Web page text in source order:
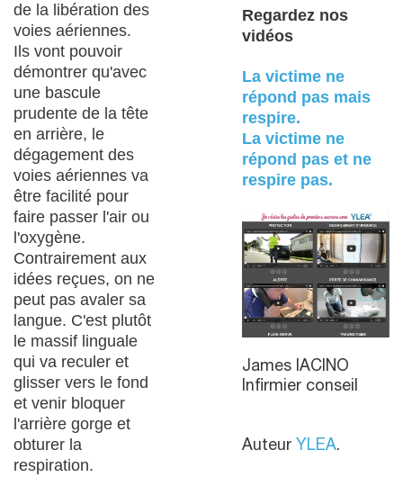
de la libération des
voies aériennes.
Ils vont pouvoir
démontrer qu'avec
une bascule
prudente de la tête
en arrière, le
dégagement des
voies aériennes va
être facilité pour
faire passer l'air ou
l'oxygène.
Contrairement aux
idées reçues, on ne
peut pas avaler sa
langue. C'est plutôt
le massif linguale
qui va reculer et
glisser vers le fond
et venir bloquer
l'arrière gorge et
obturer la
respiration.
Regardez nos
vidéos
La victime ne
répond pas mais
respire.
La victime ne
répond pas et ne
respire pas.
James IACINO
Infirmier conseil
Auteur YLEA.